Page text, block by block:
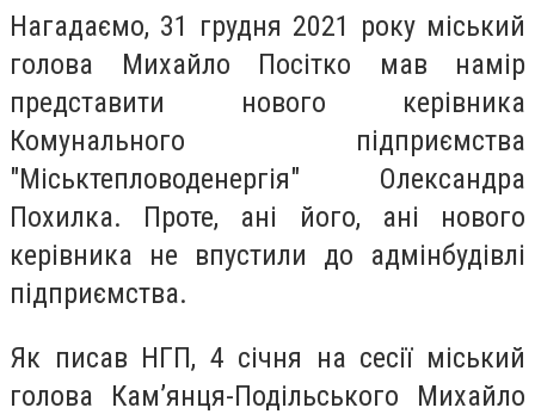
Нагадаємо, 31 грудня 2021 року міський
голова Михайло Посітко мав намір
представити нового керівника
Комунального підприємства
"Міськтепловоденергія" Олександра
Похилка. Проте, ані його, ані нового
керівника не впустили до адмінбудівлі
підприємства.
Як писав НГП, 4 січня на сесії міський
голова Кам’янця-Подільського Михайло